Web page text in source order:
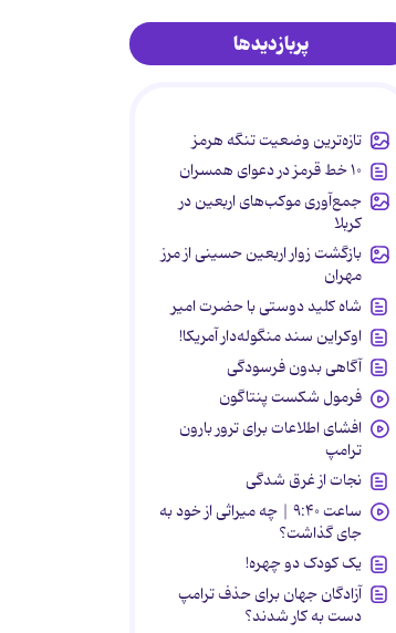
پربازدیدها
تازه‌ترین وضعیت تنگه هرمز
۱۰ خط قرمز در دعوای همسران
جمع‌آوری موکب‌های اربعین در
کربلا
بازگشت زوار اربعین حسینی از مرز
مهران
شاه کلید دوستی با حضرت امیر
اوکراین سند منگوله‌دار آمریکا!
آگاهی بدون فرسودگی
فرمول شکست پنتاگون
افشای اطلاعات برای ترور بارون
ترامپ
نجات از غرق شدگی
ساعت ۹:۴۰ | چه میراثی از خود به
جای گذاشت؟
یک کودک دو چهره!
آزادگان جهان برای حذف ترامپ
دست به کار شدند؟